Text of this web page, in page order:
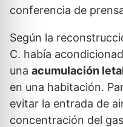
conferencia de
Según la
C. había
una acumulación
en una habitación.
evitar la entrada de
concentración del